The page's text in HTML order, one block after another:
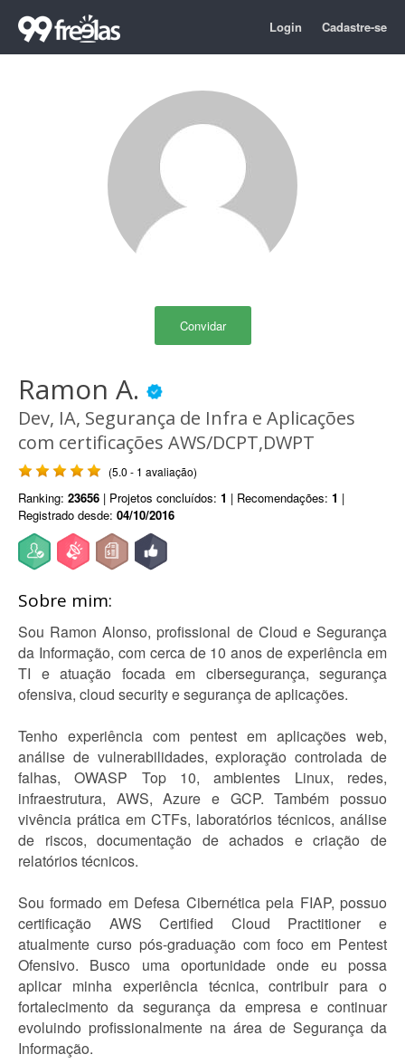
Login Cadastre-se
Convidar
Ramon A.
Dev, IA, Segurança de Infra e Aplicações
com certificações AWS/DCPT,DWPT
(5.0 - 1 avaliação)
Ranking: 23656 | Projetos concluídos: 1 | Recomendações: 1 |
Registrado desde: 04/10/2016
Sobre mim:
Sou Ramon Alonso, profissional de Cloud e Segurança
da Informação, com cerca de 10 anos de experiência em
TI e atuação focada em cibersegurança, segurança
ofensiva, cloud security e segurança de aplicações.
Tenho experiência com pentest em aplicações web,
análise de vulnerabilidades, exploração controlada de
falhas, OWASP Top 10, ambientes Linux, redes,
infraestrutura, AWS, Azure e GCP. Também possuo
vivência prática em CTFs, laboratórios técnicos, análise
de riscos, documentação de achados e criação de
relatórios técnicos.
Sou formado em Defesa Cibernética pela FIAP, possuo
certificação AWS Certified Cloud Practitioner e
atualmente curso pós-graduação com foco em Pentest
Ofensivo. Busco uma oportunidade onde eu possa
aplicar minha experiência técnica, contribuir para o
fortalecimento da segurança da empresa e continuar
evoluindo profissionalmente na área de Segurança da
Informação.